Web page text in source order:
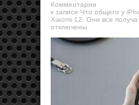
Комментарии
к записи Что общего у
Xiaomi 12. Они все
отключены